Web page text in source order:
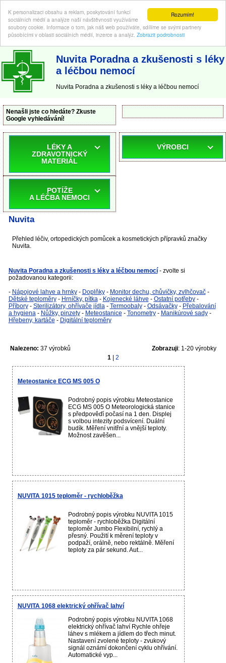
Rozumím!
K personalizaci obsahu a reklam, poskytování funkcí
sociálních médií a analýze naší návštěvnosti využíváme
soubory cookie. Informace o tom, jak náš web používáte, sdílíme se svými partnery
působícími v oblasti sociálních médií, inzerce a analýz. Zobrazit podrobnosti
ABC-LEKARNA.cz | Poradna a zkušenosti s léky a léčbou nemocí
Nuvita Poradna a zkušenosti s léky
a léčbou nemocí
Nuvita Poradna a zkušenosti s léky a léčbou nemocí
Nenašli jste co hledáte? Zkuste
Google vyhledávání!
LÉKY A
ZDRAVOTNICKÝ
MATERIÁL
POTÍŽE
A LÉČBA NEMOCI
VÝROBCI
Nuvita
Přehled léčiv, ortopedických pomůcek a kosmetických přípravků značky
Nuvita.
Nuvita Poradna a zkušenosti s léky a léčbou nemocí - zvolte si
požadovanou kategorii:
- Nápojové lahve a hrnky- Doplňky- Monitor dechu, chůvičky, zvlhčovač-
Dětské teploměry- Hrníčky, pítka- Kojenecké láhve - Ostatní potřeby-
Příbory- Sterilizátory, ohřívače jídla- Termoobaly- Odsávačky- Přebalování
a hygiena- Nůžky, pinzety- Meteostanice - Tonometry- Manikúrové sady-
Hřebeny, kartáče - Digitální teploměry
Nalezeno: 37 výrobků Zobrazuji: 1-20 výrobky
1
2
Meteostanice ECG MS 005 O
Podrobný popis výrobku Meteostanice
ECG MS 005 O Meteorologická stanice
s předpověďí počasí na 1 den. Displej
s volbou intezity podsvícení. Duální
budík. Měření vnitřní a vnější teploty.
Možnost zavěšen...
NUVITA 1015 teploměr - rychloběžka
Podrobný popis výrobku NUVITA 1015
teploměr - rychloběžka Digitální
teploměr Jumbo Flexibilní, rychlý a
přesný. Použití k měrení teploty v
podpaží, orálně, nebo rektálně. Měření
teploty za pár sekund. Aut...
NUVITA 1068 elektrický ohřívač lahví
Podrobný popis výrobku NUVITA 1068
elektrický ohřívač lahví Rychle ohřeje
láhev s mlékem a jídlem do třech minut.
Nastavení zvolené teploty - zvukový
signál oznámí dokončení cyklu ohřívání.
Automatické vyp...